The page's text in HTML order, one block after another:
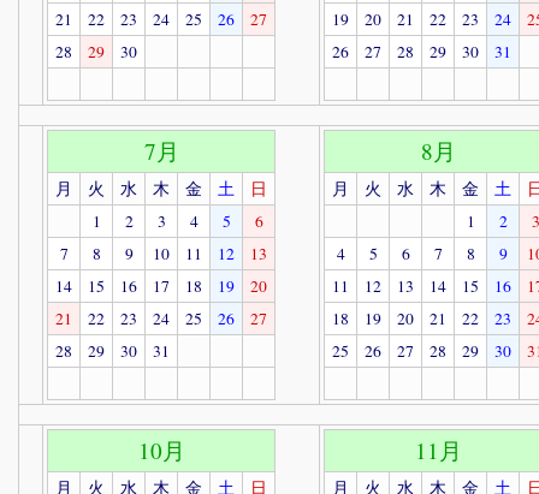
21
22 23 24 25 26
27
28
29 30
19
20 21 22 23 24
26
27 28 29 30 31
7月
月 火 水 木 金 土
日
1
2 3 4 5
6
7
8 9 10 11 12
13
14
15 16 17 18 19
20
21
22 23 24 25 26
27
28
29 30 31
8月
月 火 水 木 金 土
1
2
3
4
5 6 7 8 9
11
12 13 14 15 16
18
19 20 21 22 23
25
26 27 28 29 30
10月
月 火 水 木 金 土
日
11月
月 火 水 木 金 土